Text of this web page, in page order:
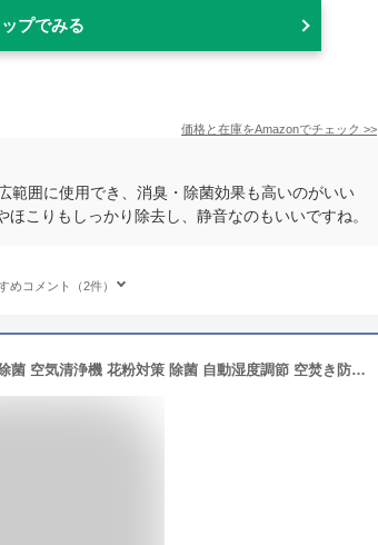
プでみる
価格と在庫をAmazonでチェック >>
範囲に使用でき、消臭・除菌効果も高いのがいい
こりもしっかり除去し、静音なのもいいですね。
めコメント（2件）
＼★2年保証／加湿器 超音波式 大容量13L uv除菌 空気清浄機 花粉対策 除菌 自動湿度調節 空焚き防止 上部給水 6段階調節 最大噴霧量1000ML/H 40畳 業務用 寝室 静音 節電 省エネ 加湿器おすすめ ハイブリッド加湿器 お手入れ簡単 乾燥対策 アロマ対応 除菌 スマート恒湿機能